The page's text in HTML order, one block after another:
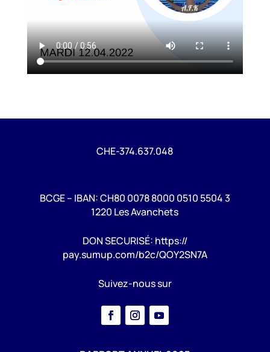
CHE-374.637.048
BCGE – IBAN: CH80 0078 8000 0510 5504 3
1220 Les Avanchets
DON SECURISÉ: https://
pay.sumup.com/b2c/QOY2SN7A
Suivez-nous sur